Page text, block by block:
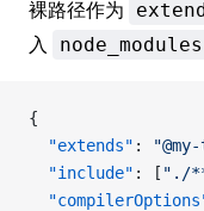
裸路径作为
入
node_modules
{
  "extends"
:
  "include"
: [ "./